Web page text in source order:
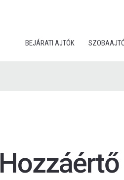
BEJÁRATI AJTÓK